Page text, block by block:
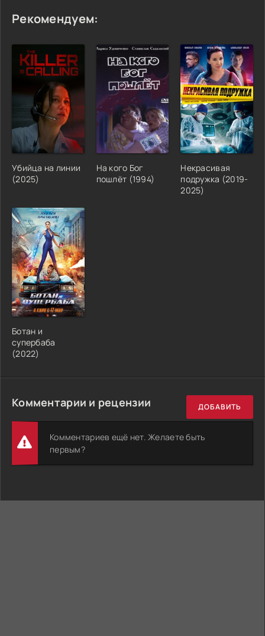
Рекомендуем:
Убийца на линии
(2025)
На кого Бог
пошлёт (1994)
Некрасивая
подружка (2019-
2025)
Ботан и
супербаба
(2022)
Комментарии и рецензии ДОБАВИТЬ
Комментариев ещё нет. Желаете быть
первым?